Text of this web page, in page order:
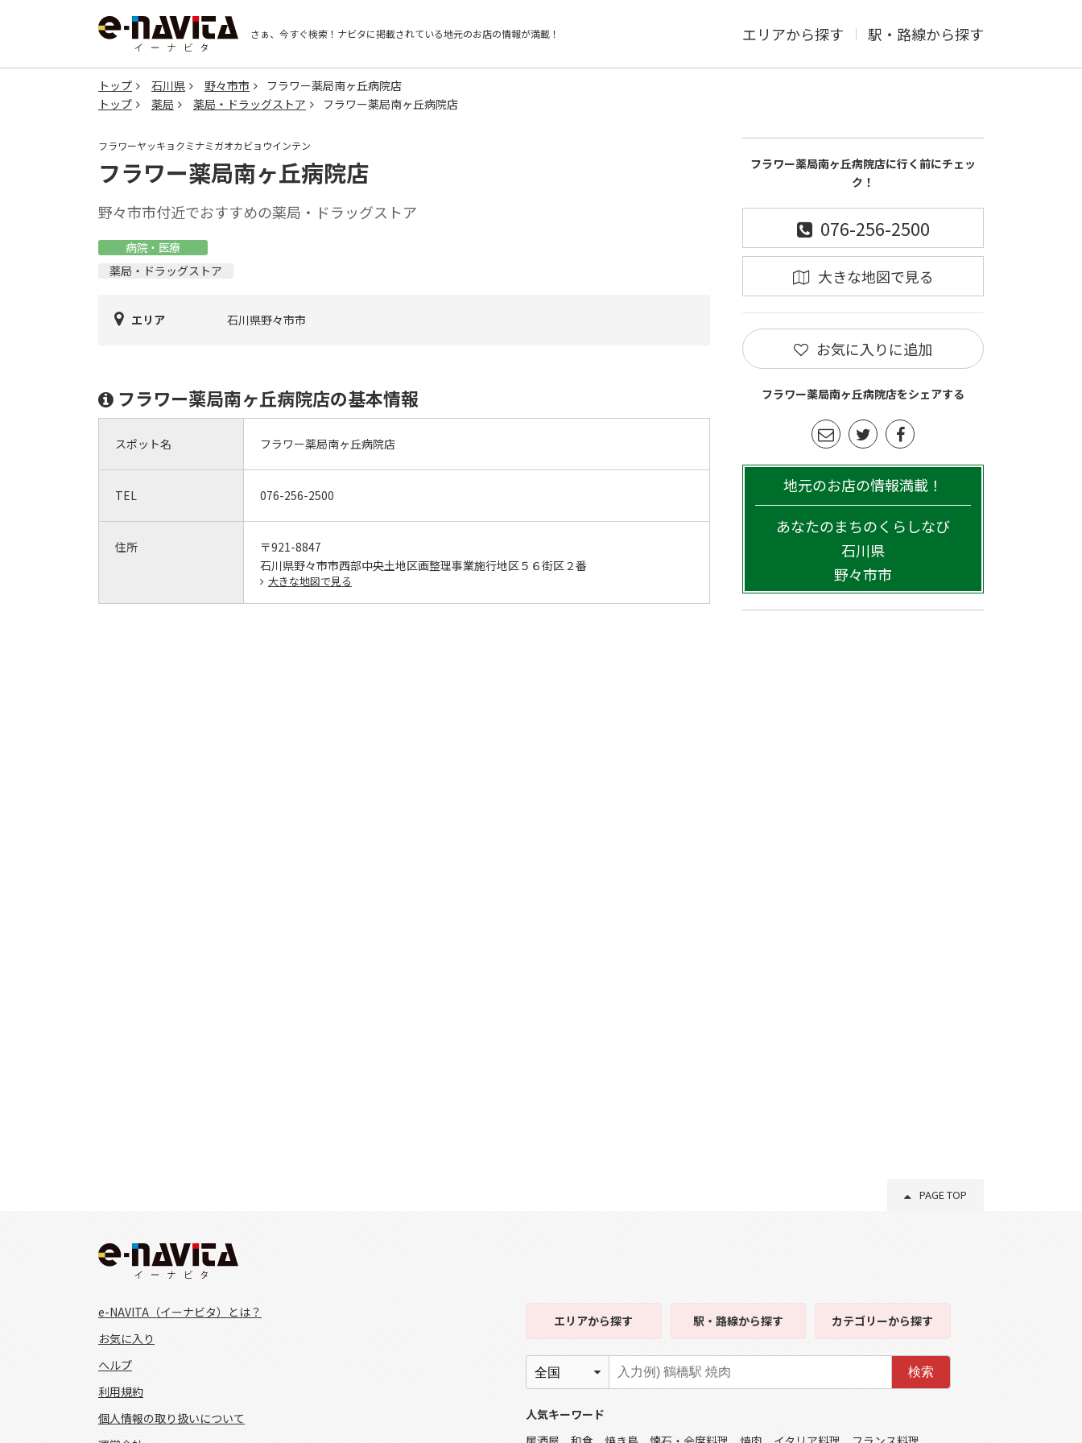
さぁ、今すぐ検索！ ナビタに掲載されている地元のお店の情報が満載！ エリアから探す 駅・路線から探す
トップ 石川県 野々市市
フラワー薬局南ヶ丘病院店
トップ
薬局 薬局・ドラッグストア フラワー薬局南ヶ丘病院店
フラワーヤッキョクミナミガオカビョウインテン
フラワー薬局南ヶ丘病院店
野々市市付近でおすすめの薬局・ドラッグストア
病院・医療
薬局・ドラッグストア
エリア 石川県野々市市
フラワー薬局南ヶ丘病院店の基本情報
スポット名 フラワー薬局南ヶ丘病院店
TEL 076-256-2500
住所
〒921-8847
石川県野々市市西部中央土地区画整理事業施行地区５６街区２番
大きな地図で見る
フラワー薬局南ヶ丘病院店に行く前にチェッ
ク！
076-256-2500
大きな地図で見る
お気に入りに追加
フラワー薬局南ヶ丘病院店をシェアする
地元のお店の情報満載！
あなたのまちのくらしなび
石川県
野々市市
PAGE TOP
e-NAVITA（イーナビタ）とは？
お気に入り
ヘルプ
利用規約
個人情報の取り扱いについて
エリアから探す 駅・路線から探す カテゴリーから探す
検索
人気キーワード